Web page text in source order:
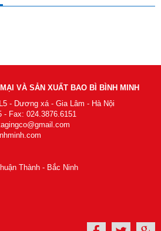
VÀ SẢN XUẤT BAO BÌ BÌNH MINH
- Dương xá - Gia Lâm - Hà Nội
Fax: 024.3876.6151
Thành - Bắc Ninh